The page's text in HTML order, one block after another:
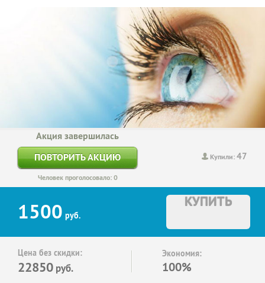
Купили:47
Акция завершилась
ПОВТОРИТЬ АКЦИЮ
Человек проголосовало: 0
1500 руб.
КУПИТЬ
Цена без скидки:
22850 руб.
Экономия:
100%